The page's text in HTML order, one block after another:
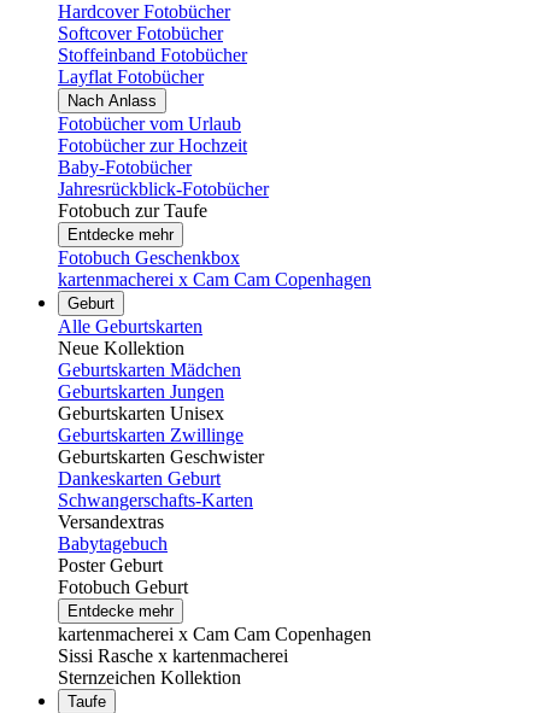
Hardcover Fotobücher
Softcover Fotobücher
Stoffeinband Fotobücher
Layflat Fotobücher
Nach Anlass
Fotobücher vom Urlaub
Fotobücher zur Hochzeit
Baby-Fotobücher
Jahresrückblick-Fotobücher
Fotobuch zur Taufe
Entdecke mehr
Fotobuch Geschenkbox
kartenmacherei x Cam Cam Copenhagen
Geburt
Alle Geburtskarten
Neue Kollektion
Geburtskarten Mädchen
Geburtskarten Jungen
Geburtskarten Unisex
Geburtskarten Zwillinge
Geburtskarten Geschwister
Dankeskarten Geburt
Schwangerschafts-Karten
Versandextras
Babytagebuch
Poster Geburt
Fotobuch Geburt
Entdecke mehr
kartenmacherei x Cam Cam Copenhagen
Sissi Rasche x kartenmacherei
Sternzeichen Kollektion
Taufe